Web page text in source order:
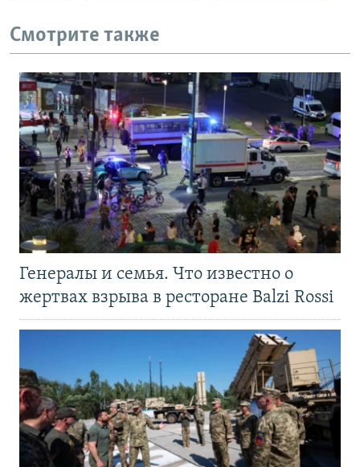
Смотрите также
Генералы и семья. Что известно о
жертвах взрыва в ресторане Balzi Rossi